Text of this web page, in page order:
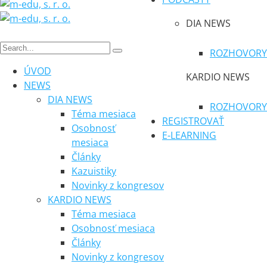
DIA NEWS
ROZHOVORY
KARDIO NEWS
ROZHOVORY
REGISTROVAŤ
E-LEARNING
ÚVOD
NEWS
DIA NEWS
Téma mesiaca
Osobnosť
mesiaca
Články
Kazuistiky
Novinky z kongresov
KARDIO NEWS
Téma mesiaca
Osobnosť mesiaca
Články
Novinky z kongresov